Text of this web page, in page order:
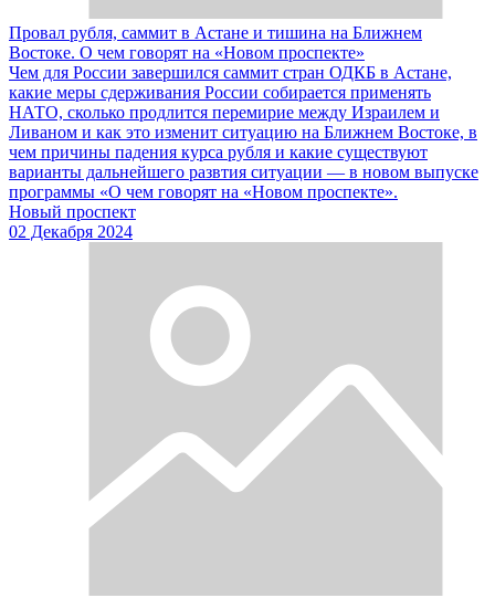
Провал рубля, саммит в Астане и тишина на Ближнем
Востоке. О чем говорят на «Новом проспекте»
Чем для России завершился саммит стран ОДКБ в Астане,
какие меры сдерживания России собирается применять
НАТО, сколько продлится перемирие между Израилем и
Ливаном и как это изменит ситуацию на Ближнем Востоке, в
чем причины падения курса рубля и какие существуют
варианты дальнейшего развтия ситуации — в новом выпуске
программы «О чем говорят на «Новом проспекте».
Новый проспект
02 Декабря 2024